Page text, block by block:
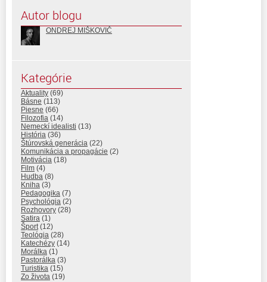
Autor blogu
ONDREJ MIŠKOVIČ
Kategórie
Aktuality (69)
Básne (113)
Piesne (66)
Filozofia (14)
Nemeckí idealisti (13)
História (36)
Štúrovská generácia (22)
Komunikácia a propagácie (2)
Motivácia (18)
Film (4)
Hudba (8)
Kniha (3)
Pedagogika (7)
Psychológia (2)
Rozhovory (28)
Satira (1)
Šport(12)
Teológia (28)
Katechézy (14)
Morálka (1)
Pastorálka (3)
Turistika (15)
Zo života (19)